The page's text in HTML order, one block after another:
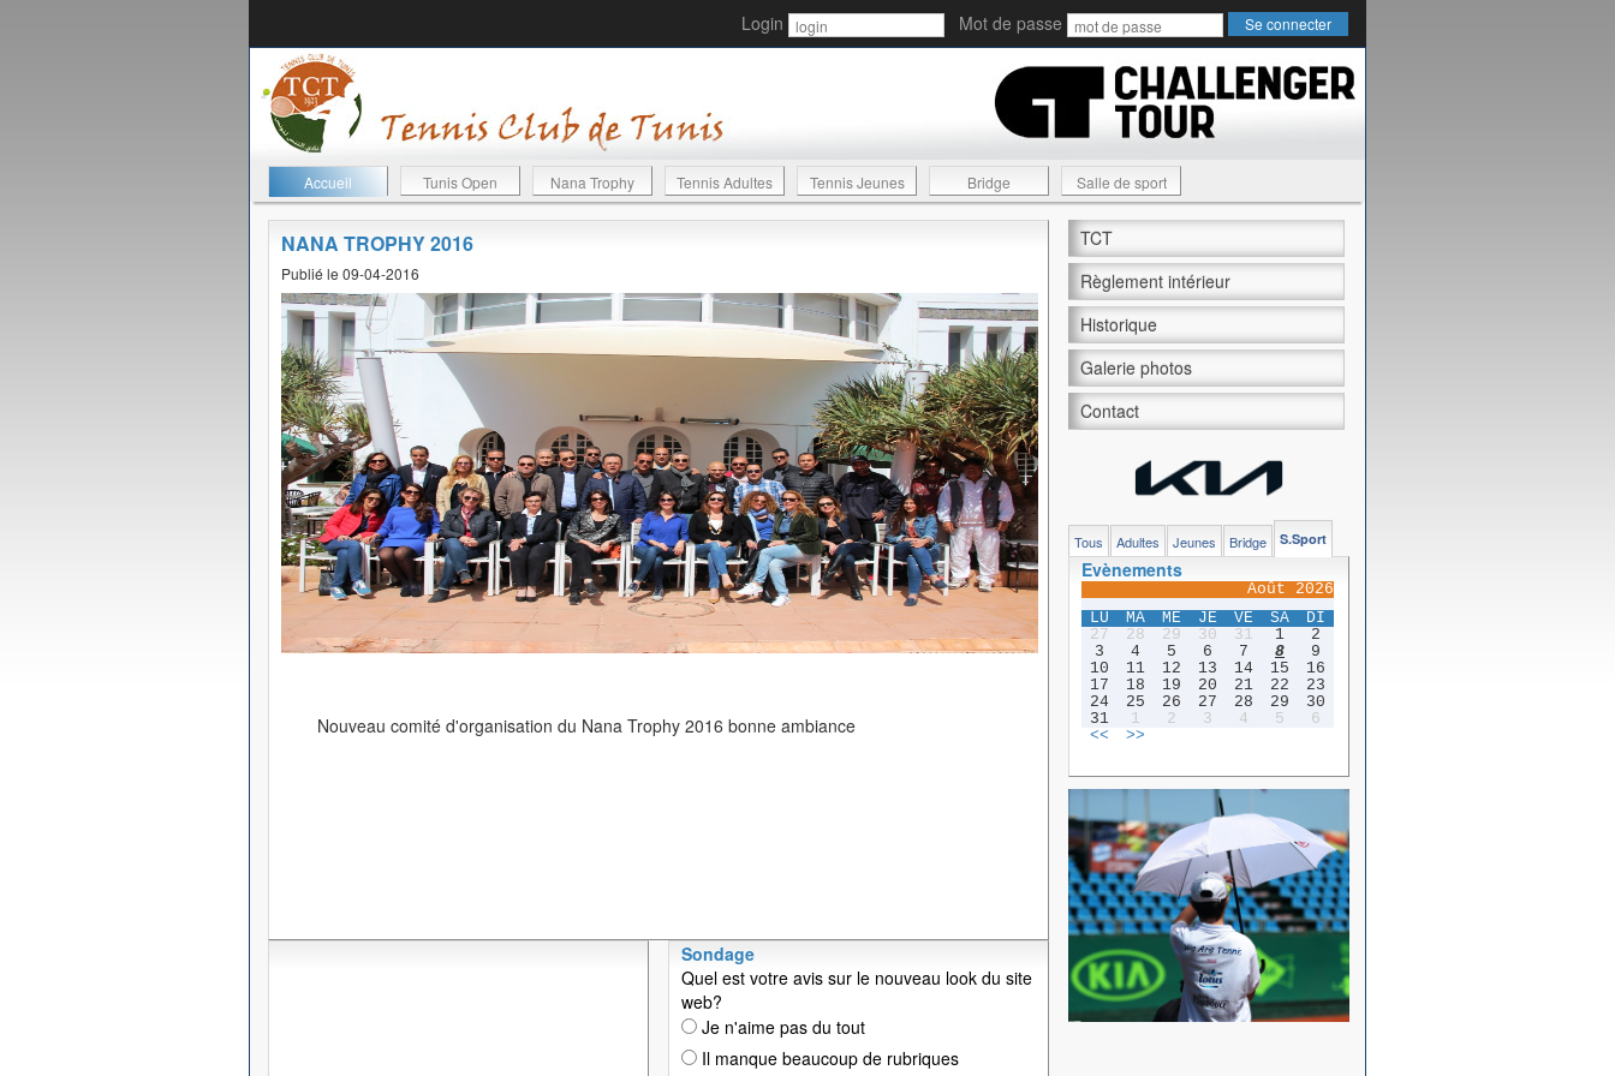
Login Mot de passe
Accueil Tunis Open Nana Trophy Tennis Adultes Tennis Jeunes Bridge Salle de sport
NANA TROPHY 2016
Publié le 09-04-2016
Nouveau comité d'organisation du Nana Trophy 2016 bonne ambiance
Sondage
Quel est votre avis sur le nouveau look du site
web?
Je n'aime pas du tout
Il manque beaucoup de rubriques
TCT
Règlement intérieur
Historique
Galerie photos
Contact
Tous Adultes Jeunes Bridge S.Sport
Evènements
Août 2026
LU
MA ME JE VE SA
DI
27
28 29 30 31 1
2
3
4 5 6 7 8
9
10
11 12 13 14 15
16
17
18 19 20 21 22
23
24
25 26 27 28 29
30
31
1 2 3 4 5
6
<<
>>